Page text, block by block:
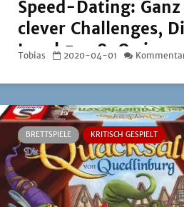
Speed-Dating: Ganz
clever Challenges,
Level 5 – 8, Qwixx
Tobias 2020-04-01
BRETTSPIELE KRITISCH GESPIELT